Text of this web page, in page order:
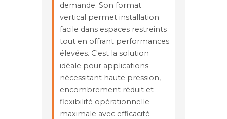
demande. Son format
vertical permet installation
facile dans espaces restreints
tout en offrant performances
élevées. C'est la solution
idéale pour applications
nécessitant haute pression,
encombrement réduit et
flexibilité opérationnelle
maximale avec efficacité